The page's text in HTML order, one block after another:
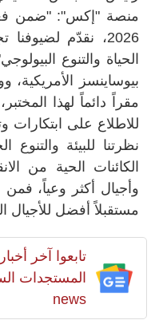
منصة "إكس": "ضمن
2026، نقدّم
الحياة والتنوع
بيوساينسز
مقراً دائماً لهذا
للاطلاع على ابتكارات
نظرتنا للبيئة
الكائنات الحية من
وأجيال أكثر وعياً،
مستقبلاً أفضل للأجيال
تابعوا آخر
news